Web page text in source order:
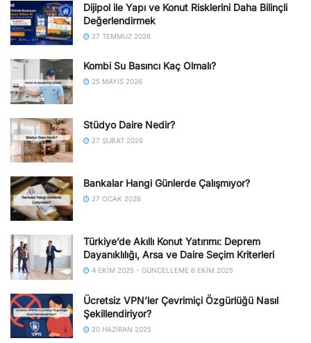
Dijipol ile Yapı ve Konut Risklerini Daha Bilinçli
Değerlendirmek
27 TEMMUZ 2026
Kombi Su Basıncı Kaç Olmalı?
25 MAYIS 2026
Stüdyo Daire Nedir?
27 ŞUBAT 2026
Bankalar Hangi Günlerde Çalışmıyor?
27 OCAK 2026
Türkiye’de Akıllı Konut Yatırımı: Deprem
Dayanıklılığı, Arsa ve Daire Seçim Kriterleri
4 EKIM 2025 - GÜNCELLEME 6 EKIM 2025
Ücretsiz VPN’ler Çevrimiçi Özgürlüğü Nasıl
Şekillendiriyor?
20 HAZIRAN 2025